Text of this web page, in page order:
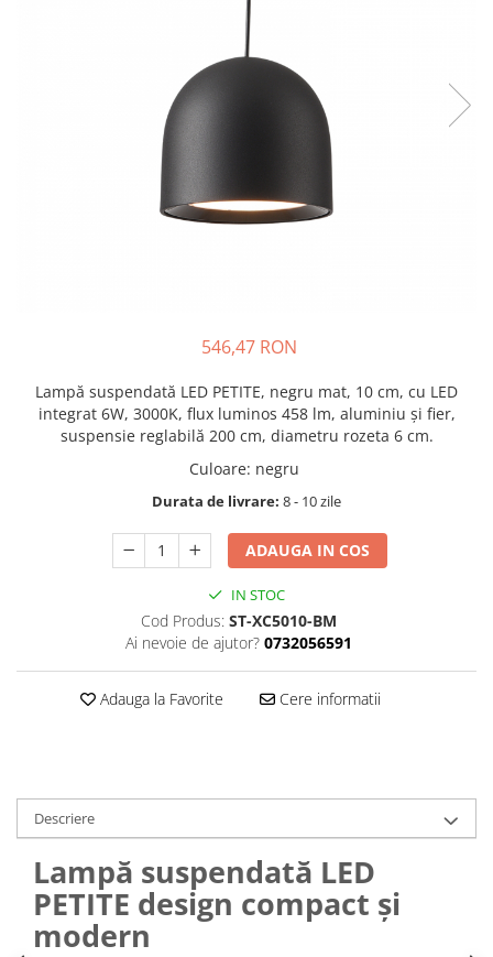
546,47 RON
Lampă suspendată LED PETITE, negru mat, 10 cm, cu LED
integrat 6W, 3000K, flux luminos 458 lm, aluminiu și fier,
suspensie reglabilă 200 cm, diametru rozeta 6 cm.
Culoare: negru
Durata de livrare: 8 - 10 zile
ADAUGA IN COS
IN STOC
Cod Produs: ST-XC5010-BM
Ai nevoie de ajutor? 0732056591
Adauga la Favorite Cere informatii
Descriere
Lampă suspendată LED
PETITE design compact și
modern